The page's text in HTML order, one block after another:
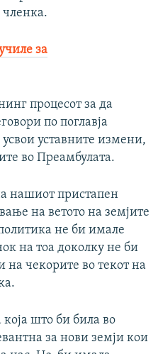
членка.
за
процесот за да
по поглавја
уставните измени,
во Преамбулата.
нашиот пристапен
на ветото на земјите
не би имале
на тоа доколку не би
на чекорите во текот на
која што би била во
за нови земји кои